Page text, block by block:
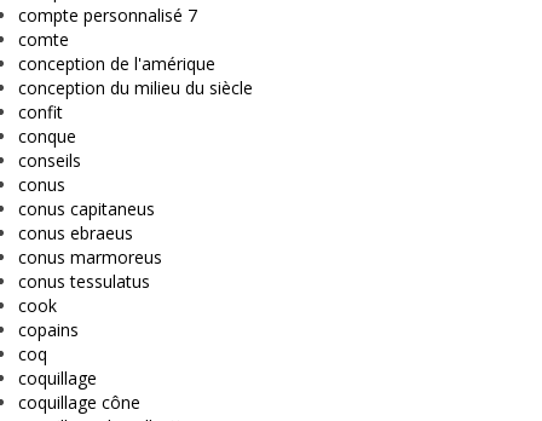
compte personnalisé 7
comte
conception de l'amérique
conception du milieu du siècle
confit
conque
conseils
conus
conus capitaneus
conus ebraeus
conus marmoreus
conus tessulatus
cook
copains
coq
coquillage
coquillage cône